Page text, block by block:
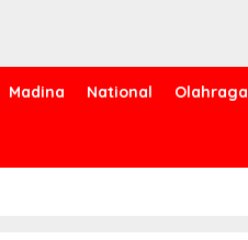
Madina National Olahraga